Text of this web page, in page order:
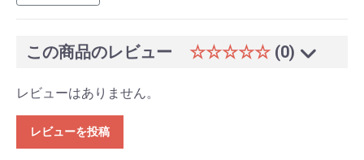
この商品のレビュー ☆☆☆☆☆ (0)
レビューはありません。
レビューを投稿